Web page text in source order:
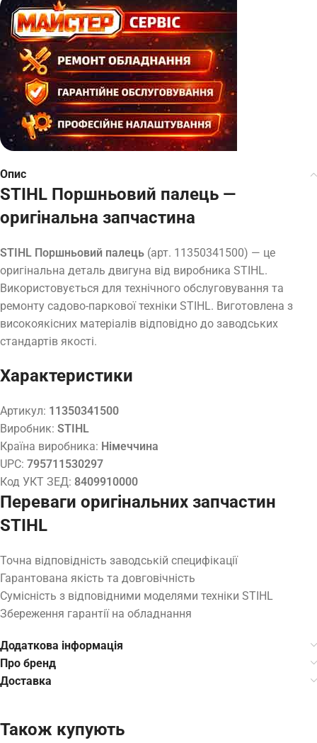
Опис
STIHL Поршньовий палець —
оригінальна запчастина
STIHL Поршньовий палець (арт. 11350341500) — це
оригінальна деталь двигуна від виробника STIHL.
Використовується для технічного обслуговування та
ремонту садово-паркової техніки STIHL. Виготовлена з
високоякісних матеріалів відповідно до заводських
стандартів якості.
Характеристики
Артикул: 11350341500
Виробник: STIHL
Країна виробника: Німеччина
UPC: 795711530297
Код УКТ ЗЕД: 8409910000
Переваги оригінальних запчастин
STIHL
Точна відповідність заводській специфікації
Гарантована якість та довговічність
Сумісність з відповідними моделями техніки STIHL
Збереження гарантії на обладнання
Додаткова інформація
Про бренд
Доставка
Також купують